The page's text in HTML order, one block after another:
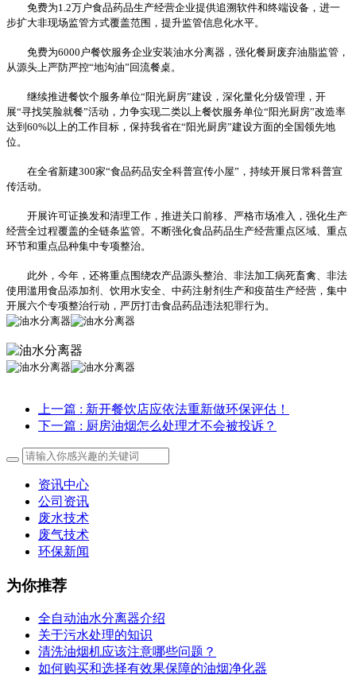
免费为1.2万户食品药品生产经营企业提供追溯软件和终端设备，进一
步扩大非现场监管方式覆盖范围，提升监管信息化水平。
免费为6000户餐饮服务企业安装油水分离器，强化餐厨废弃油脂监管，
从源头上严防严控“地沟油”回流餐桌。
继续推进餐饮个服务单位“阳光厨房”建设，深化量化分级管理，开
展“寻找笑脸就餐”活动，力争实现二类以上餐饮服务单位“阳光厨房”改造率
达到60%以上的工作目标，保持我省在“阳光厨房”建设方面的全国领先地
位。
在全省新建300家“食品药品安全科普宣传小屋”，持续开展日常科普宣
传活动。
开展许可证换发和清理工作，推进关口前移、严格市场准入，强化生产
经营全过程覆盖的全链条监管。不断强化食品药品生产经营重点区域、重点
环节和重点品种集中专项整治。
此外，今年，还将重点围绕农产品源头整治、非法加工病死畜禽、非法
使用滥用食品添加剂、饮用水安全、中药注射剂生产和疫苗生产经营，集中
开展六个专项整治行动，严厉打击食品药品违法犯罪行为。
上一篇 : 新开餐饮店应依法重新做环保评估！
下一篇 : 厨房油烟怎么处理才不会被投诉？
资讯中心
公司资讯
废水技术
废气技术
环保新闻
为你推荐
全自动油水分离器介绍
关于污水处理的知识
清洗油烟机应该注意哪些问题？
如何购买和选择有效果保障的油烟净化器